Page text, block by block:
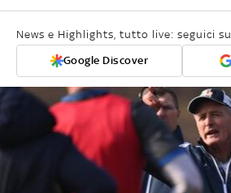
News e Highlights, tutto live: seguici su
Google Discover